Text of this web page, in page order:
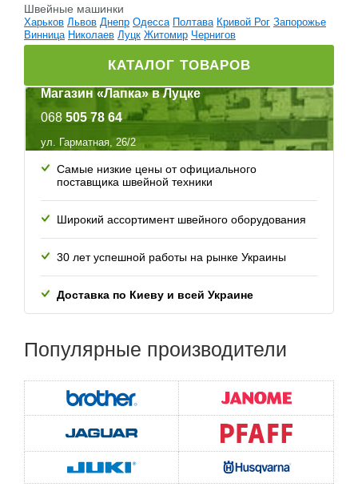
Швейные машинки
Харьков Львов Днепр Одесса Полтава Кривой Рог Запорожье
Винница Николаев Луцк Житомир Чернигов
КАТАЛОГ ТОВАРОВ
Магазин «Лапка» в Луцке
068 505 78 64
ул. Гарматная, 26/2
Самые низкие цены от официального
поставщика швейной техники
Широкий ассортимент швейного оборудования
30 лет успешной работы на рынке Украины
Доставка по Киеву и всей Украине
Популярные производители